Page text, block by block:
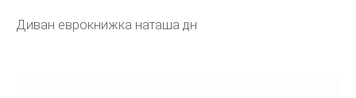
Диван еврокнижка наташа дн